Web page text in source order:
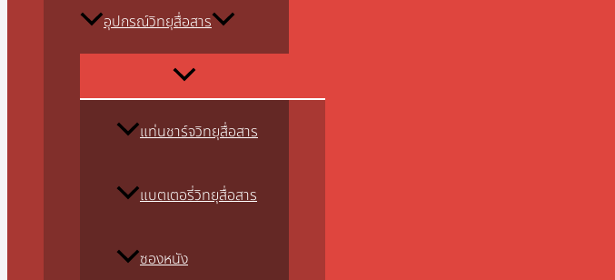
อุปกรณ์วิทยุสื่อสาร
แท่นชาร์จวิทยุสื่อสาร
แบตเตอรี่วิทยุสื่อสาร
ซองหนัง